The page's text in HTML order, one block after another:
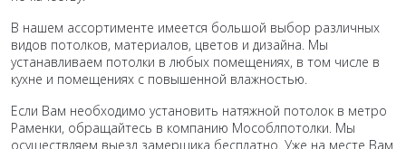
В нашем ассортименте имеется большой выбор различных
видов потолков, материалов, цветов и дизайна. Мы
устанавливаем потолки в любых помещениях, в том числе в
кухне и помещениях с повышенной влажностью.
Если Вам необходимо установить натяжной потолок в метро
Раменки, обращайтесь в компанию Мособлпотолки. Мы
осуществляем выезд замерщика бесплатно. Уже на месте Вам